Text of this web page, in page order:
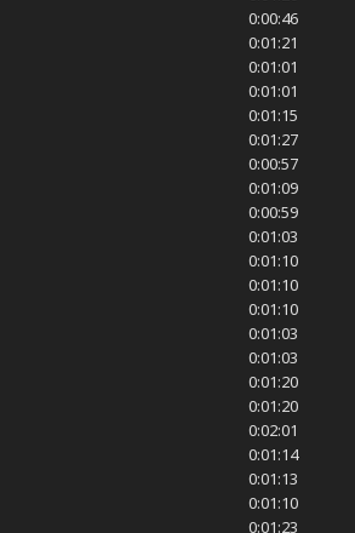
0:00:46
0:01:21
0:01:01
0:01:01
0:01:15
0:01:27
0:00:57
0:01:09
0:00:59
0:01:03
0:01:10
0:01:10
0:01:10
0:01:03
0:01:03
0:01:20
0:01:20
0:02:01
0:01:14
0:01:13
0:01:10